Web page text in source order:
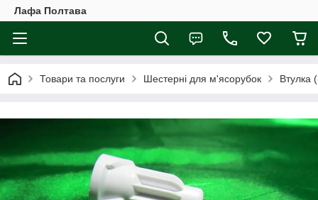
Лафа Полтава
Товари та послуги Шестерні для м'ясорубок Втулка